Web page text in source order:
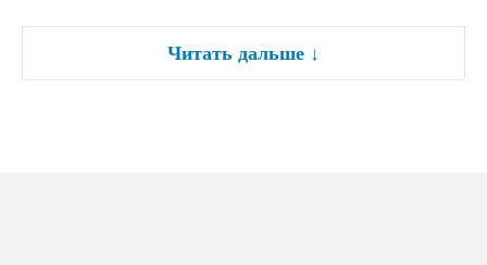
Читать дальше ↓